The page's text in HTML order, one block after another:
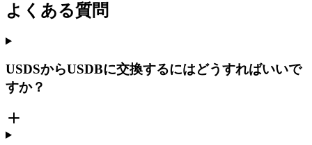
よくある質問
USDSからUSDBに交換するにはどうすればいいで
すか？